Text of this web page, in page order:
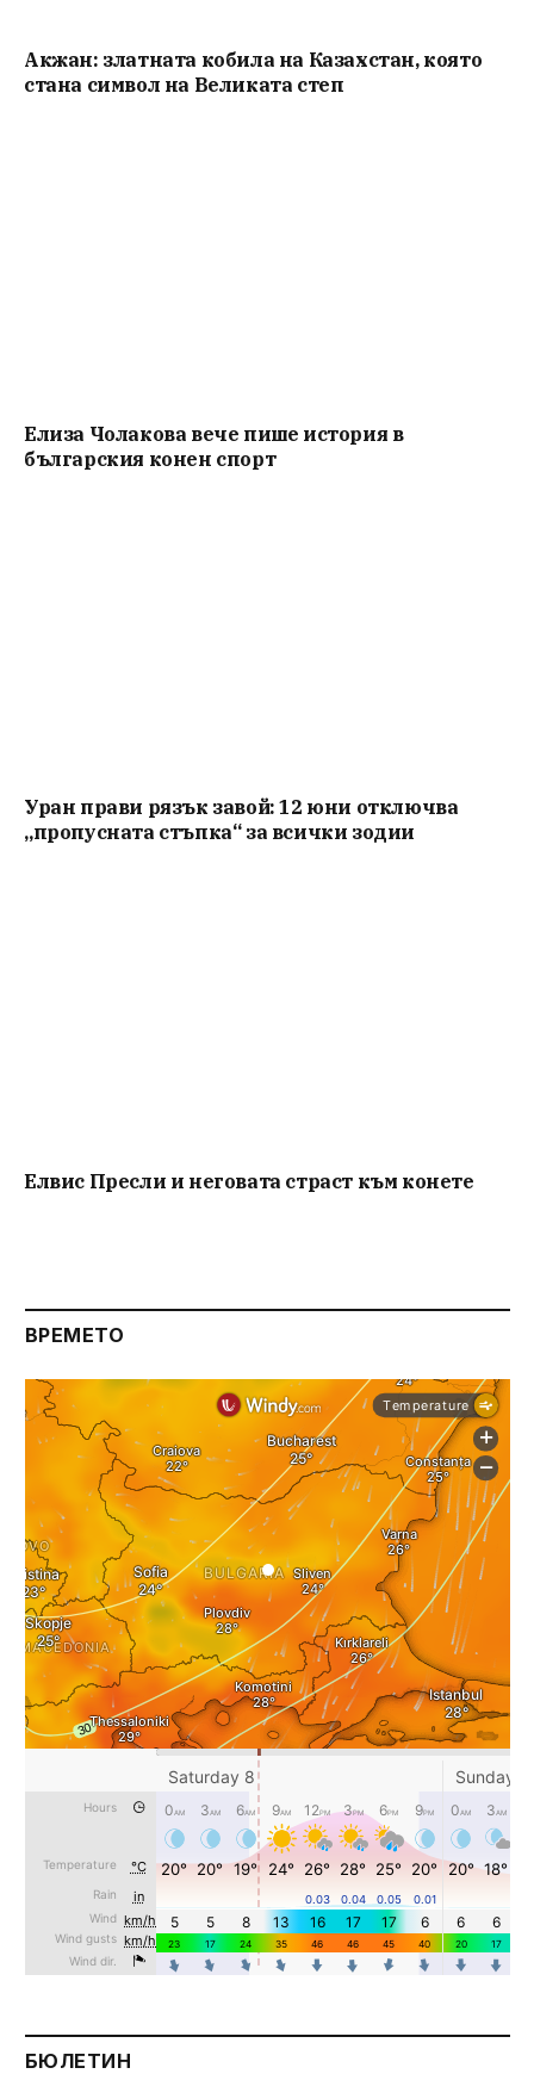
Акжан: златната кобила на Казахстан, която
стана символ на Великата степ
Елиза Чолакова вече пише история в
българския конен спорт
Уран прави рязък завой: 12 юни отключва
„пропусната стъпка“ за всички зодии
Елвис Пресли и неговата страст към конете
ВРЕМЕТО
БЮЛЕТИН